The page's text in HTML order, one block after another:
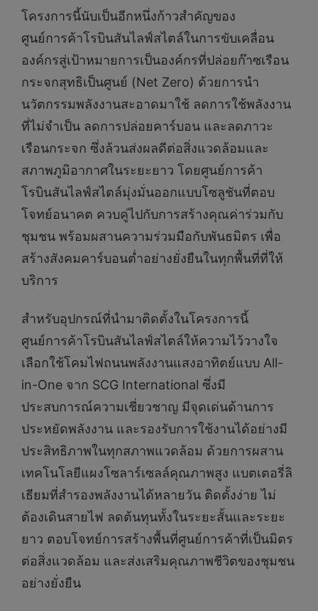
โครงการนี้นับเป็นอีกหนึ่งก้าวสำคัญของ
ศูนย์การค้าโรบินสันไลฟ์สไตล์ในการขับเคลื่อน
องค์กรสู่เป้าหมายการเป็นองค์กรที่ปล่อยก๊าซเรือน
กระจกสุทธิเป็นศูนย์ (Net Zero) ด้วยการนำ
นวัตกรรมพลังงานสะอาดมาใช้ ลดการใช้พลังงาน
ที่ไม่จำเป็น ลดการปล่อยคาร์บอน และลดภาวะ
เรือนกระจก ซึ่งล้วนส่งผลดีต่อสิ่งแวดล้อมและ
สภาพภูมิอากาศในระยะยาว โดยศูนย์การค้า
โรบินสันไลฟ์สไตล์มุ่งมั่นออกแบบโซลูชันที่ตอบ
โจทย์อนาคต ควบคู่ไปกับการสร้างคุณค่าร่วมกับ
ชุมชน พร้อมผสานความร่วมมือกับพันธมิตร เพื่อ
สร้างสังคมคาร์บอนต่ำอย่างยั่งยืนในทุกพื้นที่ที่ให้
บริการ
สำหรับอุปกรณ์ที่นำมาติดตั้งในโครงการนี้
ศูนย์การค้าโรบินสันไลฟ์สไตล์ให้ความไว้วางใจ
เลือกใช้โคมไฟถนนพลังงานแสงอาทิตย์แบบ All-
in-One จาก SCG International ซึ่งมี
ประสบการณ์ความเชี่ยวชาญ มีจุดเด่นด้านการ
ประหยัดพลังงาน และรองรับการใช้งานได้อย่างมี
ประสิทธิภาพในทุกสภาพแวดล้อม ด้วยการผสาน
เทคโนโลยีแผงโซลาร์เซลล์คุณภาพสูง แบตเตอรี่ลิ
เธียมที่สำรองพลังงานได้หลายวัน ติดตั้งง่าย ไม่
ต้องเดินสายไฟ ลดต้นทุนทั้งในระยะสั้นและระยะ
ยาว ตอบโจทย์การสร้างพื้นที่ศูนย์การค้าที่เป็นมิตร
ต่อสิ่งแวดล้อม และส่งเสริมคุณภาพชีวิตของชุมชน
อย่างยั่งยืน